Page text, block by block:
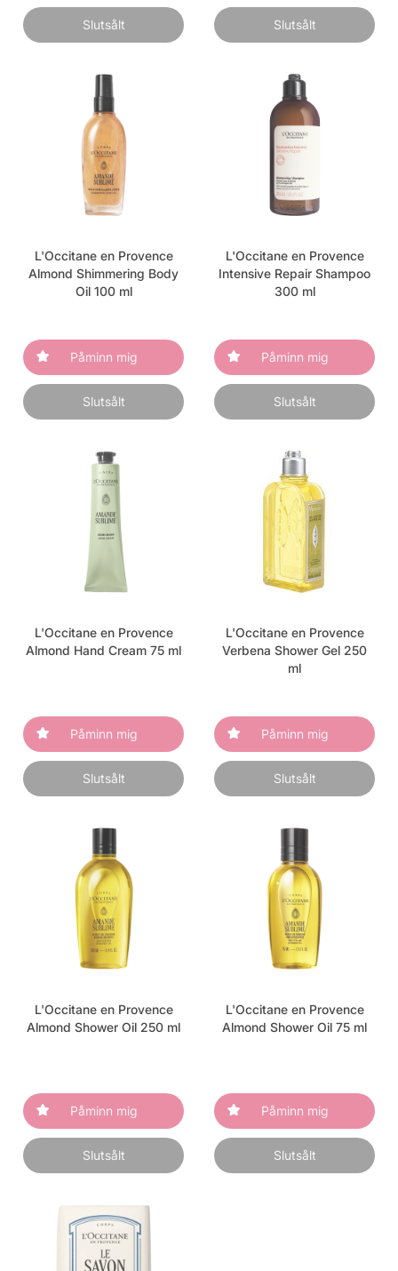
Slutsålt Slutsålt
L'Occitane en Provence
Almond Shimmering Body
Oil 100 ml
Påminn mig
Slutsålt
L'Occitane en Provence
Intensive Repair Shampoo
300 ml
Påminn mig
Slutsålt
L'Occitane en Provence
Almond Hand Cream 75 ml
Påminn mig
Slutsålt
L'Occitane en Provence
Verbena Shower Gel 250
ml
Påminn mig
Slutsålt
L'Occitane en Provence
Almond Shower Oil 250 ml
Påminn mig
Slutsålt
L'Occitane en Provence
Almond Shower Oil 75 ml
Påminn mig
Slutsålt